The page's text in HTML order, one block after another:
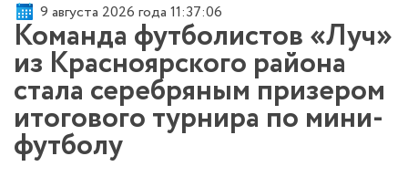
9 августа 2026 года 11:37:07
Команда футболистов «Луч»
из Красноярского района
стала серебряным призером
итогового турнира по мини-
футболу